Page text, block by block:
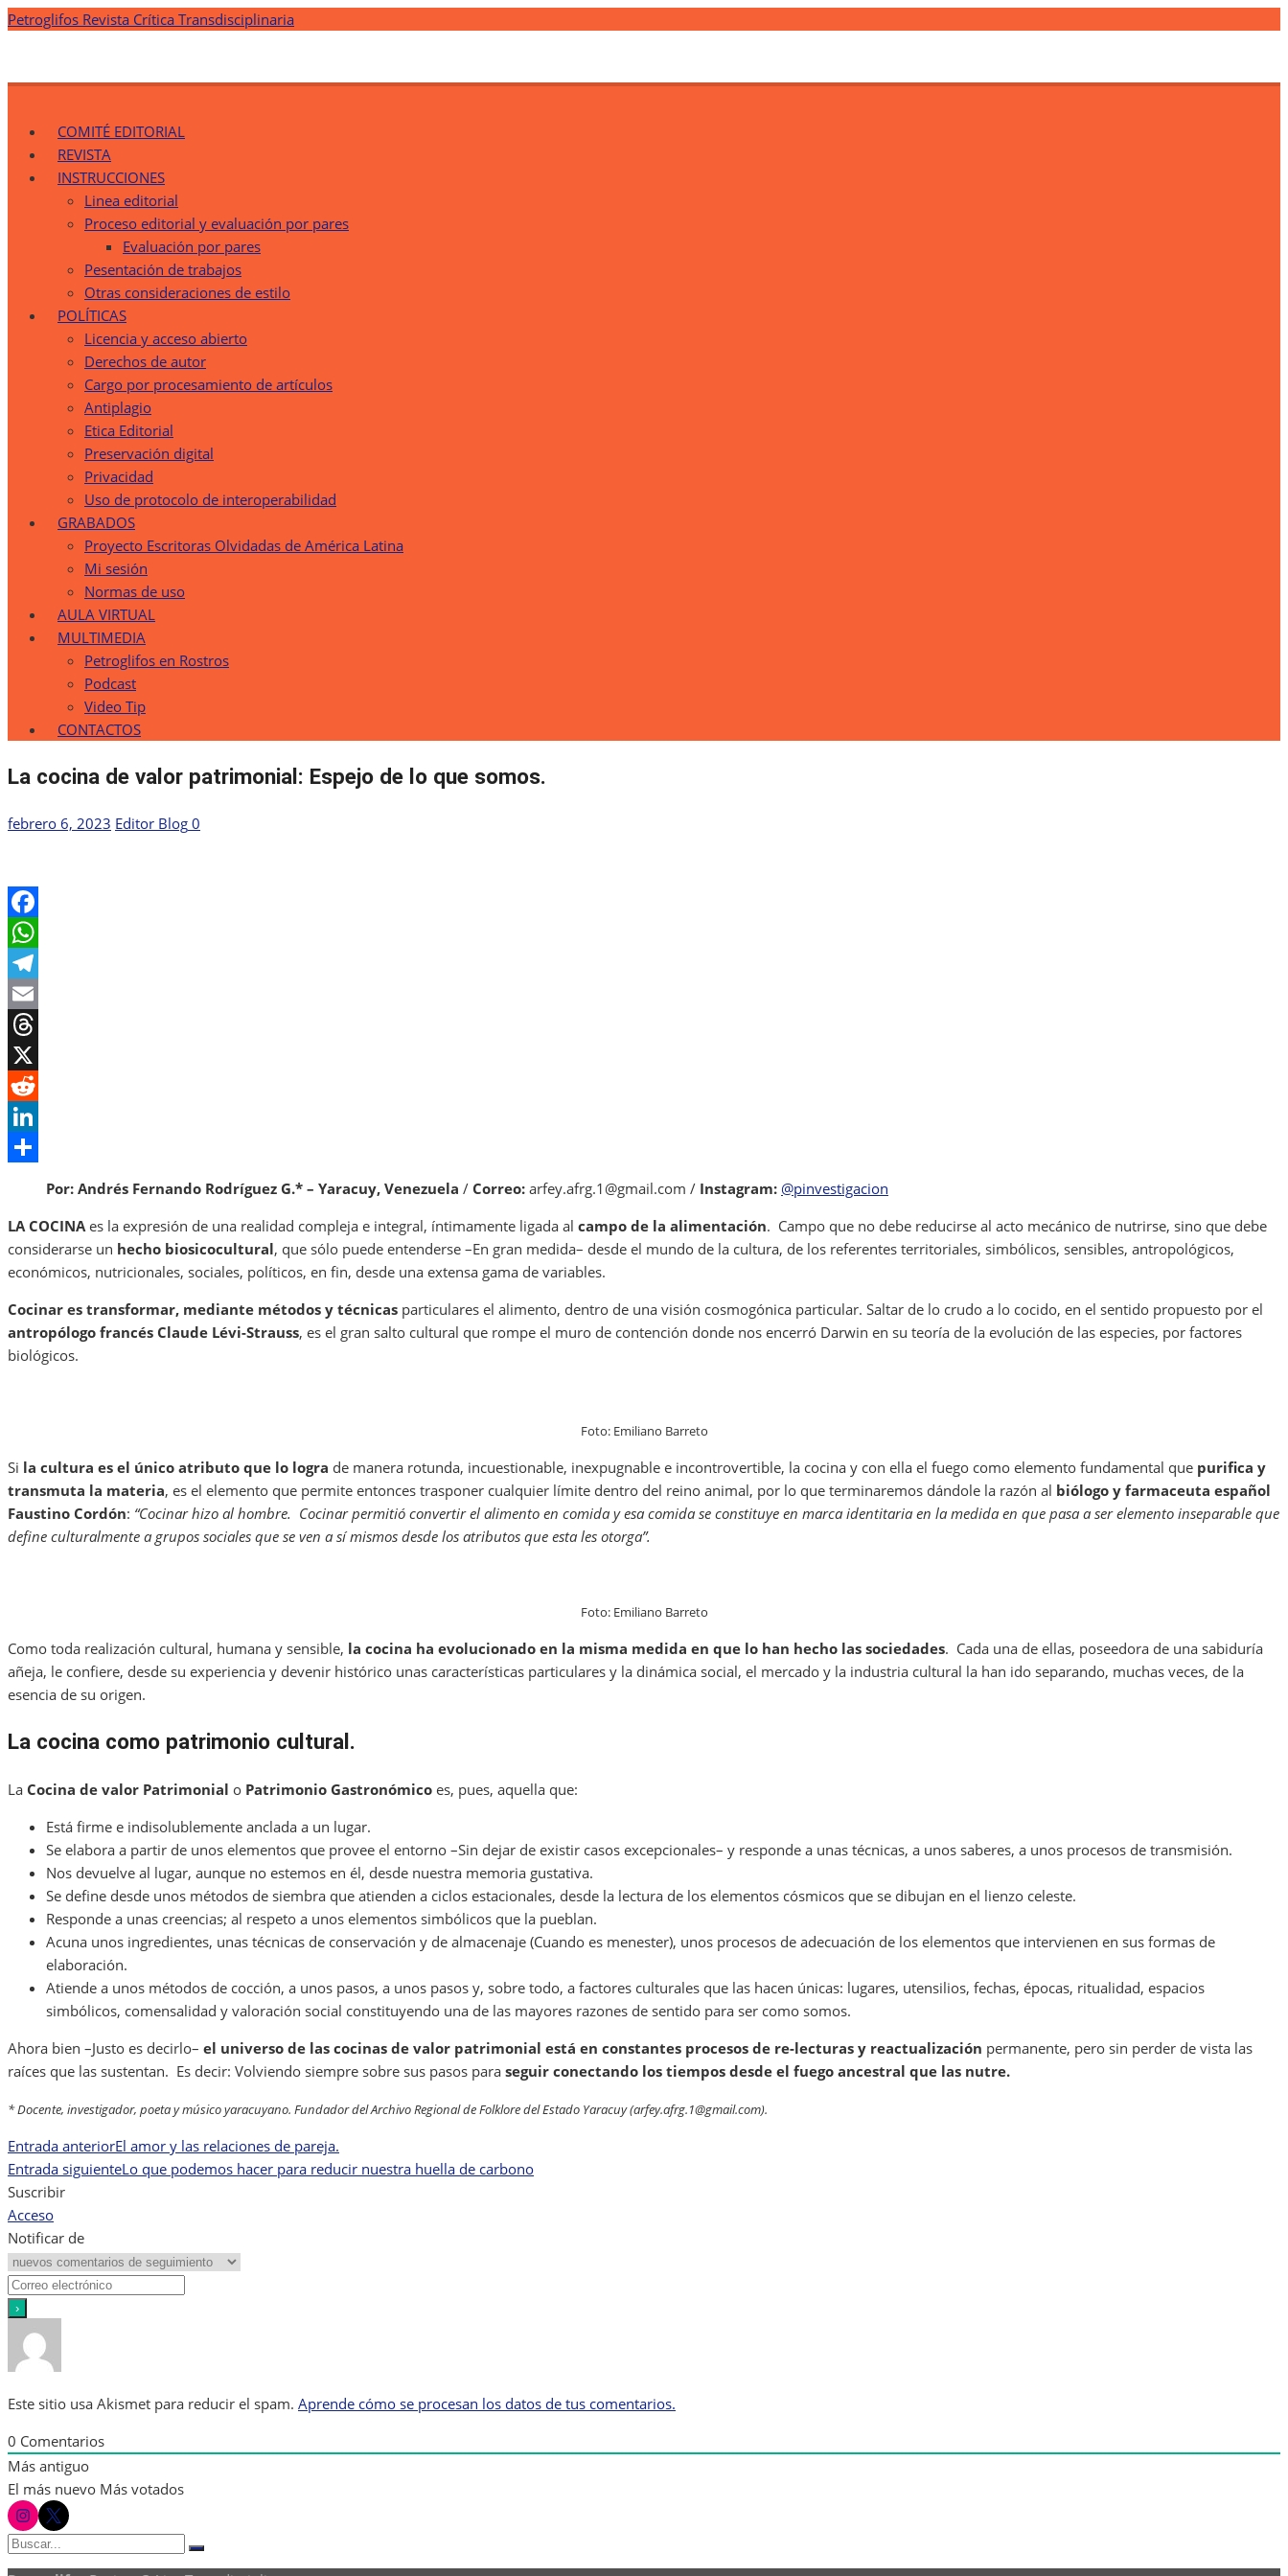
Saltar
Petroglifos Revista Crítica Transdisciplinaria
COMITÉ EDITORIAL
REVISTA
INSTRUCCIONES
Linea editorial
Proceso editorial y evaluación por pares
Evaluación por pares
Pesentación de trabajos
Otras consideraciones de estilo
POLÍTICAS
Licencia y acceso abierto
Derechos de autor
Cargo por procesamiento de artículos
Antiplagio
Etica Editorial
Preservación digital
Privacidad
Uso de protocolo de interoperabilidad
GRABADOS
Proyecto Escritoras Olvidadas de América Latina
Mi sesión
Normas de uso
AULA VIRTUAL
MULTIMEDIA
Petroglifos en Rostros
Podcast
Video Tip
CONTACTOS
La cocina de valor patrimonial: Espejo de lo que somos.
Publicada
febrero 6, 2023 Autor
Editor Blog 0
Facebook
WhatsApp
Telegram
Email
Threads
X
Reddit
LinkedIn
Por: Andrés Fernando Rodríguez G.* – Yaracuy, Venezuela / Correo: arfey.afrg.1@gmail.com / Instagram: @pinvestigacion
LA COCINAes la expresión de una realidad compleja e integral, íntimamente ligada al campo de la alimentación. Campo que no debe reducirse al acto mecánico de nutrirse, sino que debe
considerarse un hecho biosicocultural, que sólo puede entenderse –En gran medida– desde el mundo de la cultura, de los referentes territoriales, simbólicos, sensibles, antropológicos,
económicos, nutricionales, sociales, políticos, en fin, desde una extensa gama de variables.
Cocinar es transformar, mediante métodos y técnicas particulares el alimento, dentro de una visión cosmogónica particular. Saltar de lo crudo a lo cocido, en el sentido propuesto por el
antropólogo francés Claude Lévi-Strauss, es el gran salto cultural que rompe el muro de contención donde nos encerró Darwin en su teoría de la evolución de las especies, por factores
biológicos.
Foto: Emiliano Barreto
Si la cultura es el único atributo que lo logra de manera rotunda, incuestionable, inexpugnable e incontrovertible, la cocina y con ella el fuego como elemento fundamental que purifica y
transmuta la materia, es el elemento que permite entonces trasponer cualquier límite dentro del reino animal, por lo que terminaremos dándole la razón al biólogo y farmaceuta español
Faustino Cordón: “Cocinar hizo al hombre. Cocinar permitió convertir el alimento en comida y esa comida se constituye en marca identitaria en la medida en que pasa a ser elemento inseparable que
define culturalmente a grupos sociales que se ven a sí mismos desde los atributos que esta les otorga”.
Foto: Emiliano Barreto
Como toda realización cultural, humana y sensible, la cocina ha evolucionado en la misma medida en que lo han hecho las sociedades. Cada una de ellas, poseedora de una sabiduría
añeja, le confiere, desde su experiencia y devenir histórico unas características particulares y la dinámica social, el mercado y la industria cultural la han ido separando, muchas veces, de la
esencia de su origen.
La cocina como patrimonio cultural.
La Cocina de valor Patrimonial o Patrimonio Gastronómico es, pues, aquella que:
Está firme e indisolublemente anclada a un lugar.
Se elabora a partir de unos elementos que provee el entorno –Sin dejar de existir casos excepcionales– y responde a unas técnicas, a unos saberes, a unos procesos de transmisión.
Nos devuelve al lugar, aunque no estemos en él, desde nuestra memoria gustativa.
Se define desde unos métodos de siembra que atienden a ciclos estacionales, desde la lectura de los elementos cósmicos que se dibujan en el lienzo celeste.
Responde a unas creencias; al respeto a unos elementos simbólicos que la pueblan.
Acuna unos ingredientes, unas técnicas de conservación y de almacenaje (Cuando es menester), unos procesos de adecuación de los elementos que intervienen en sus formas de
elaboración.
Atiende a unos métodos de cocción, a unos pasos, a unos pasos y, sobre todo, a factores culturales que las hacen únicas: lugares, utensilios, fechas, épocas, ritualidad, espacios
simbólicos, comensalidad y valoración social constituyendo una de las mayores razones de sentido para ser como somos.
Ahora bien –Justo es decirlo– el universo de las cocinas de valor patrimonial está en constantes procesos de re-lecturas y reactualización permanente, pero sin perder de vista las
raíces que las sustentan. Es decir: Volviendo siempre sobre sus pasos para seguir conectando los tiempos desde el fuego ancestral que las nutre.
* Docente, investigador, poeta y músico yaracuyano. Fundador del Archivo Regional de Folklore del Estado Yaracuy (arfey.afrg.1@gmail.com).
Navegación
de
entradas
Entrada anteriorEl amor y las relaciones de pareja.
Entrada siguienteLo que podemos hacer para reducir nuestra huella de carbono
Suscribir
Acceso
Notificar de
Este sitio usa Akismet para reducir el spam. Aprende cómo se procesan los datos de tus comentarios.
0 Comentarios
Más antiguo
El más nuevo Más votados
instagram
twitter
Buscar:
Buscar